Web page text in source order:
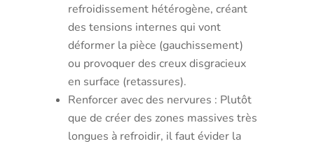
refroidissement hétérogène, créant
des tensions internes qui vont
déformer la pièce (gauchissement)
ou provoquer des creux disgracieux
en surface (retassures).
Renforcer avec des nervures : Plutôt
que de créer des zones massives très
longues à refroidir, il faut évider la